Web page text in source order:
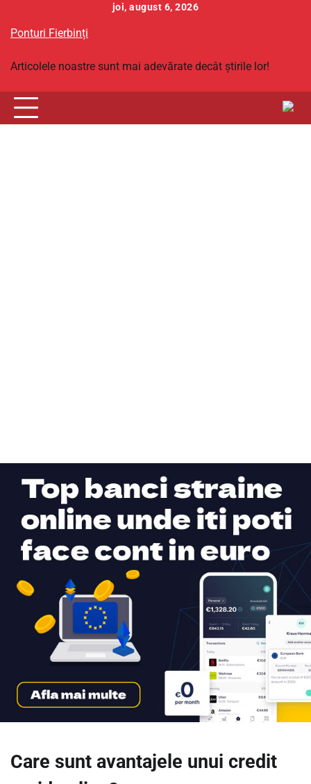
content
joi, august 6, 2026
Ponturi Fierbinți
Articolele noastre sunt mai adevărate decât știrile lor!
Care sunt avantajele unui credit